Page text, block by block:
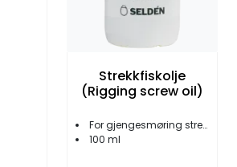
Strekkfiskolje
(Rigging screw oil)
For gjengesmøring strekkfisk
100 ml